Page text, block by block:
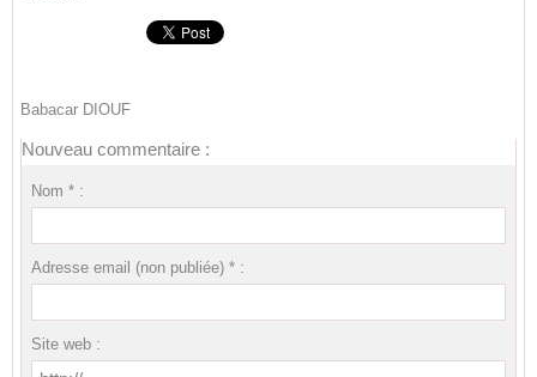
Babacar DIOUF
Nouveau commentaire :
Nom * :
Adresse email (non publiée) * :
Site web :